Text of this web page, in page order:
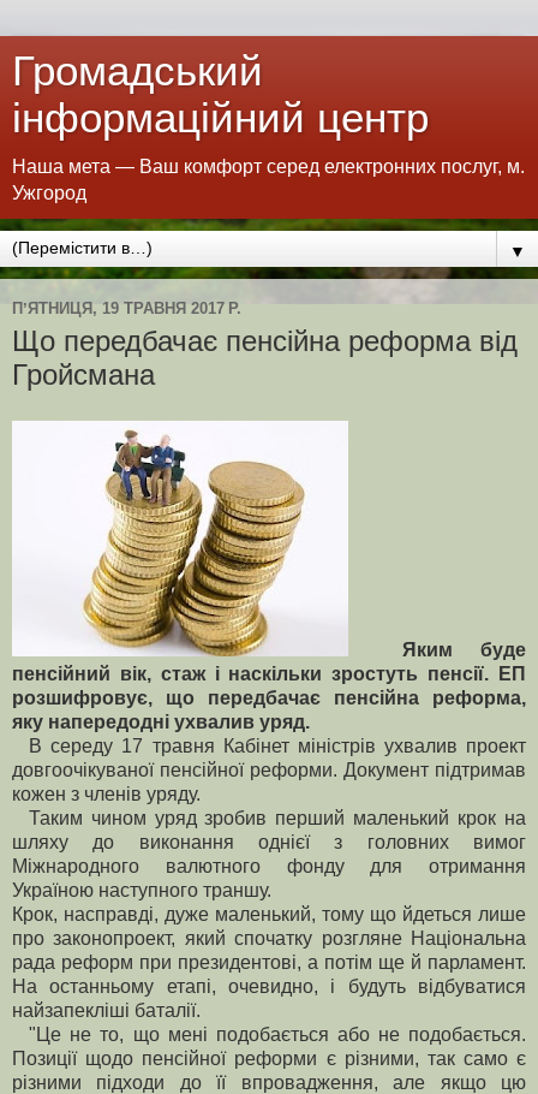
Громадський
інформаційний центр
Наша мета — Ваш комфорт серед електронних послуг, м.
Ужгород
▼
ПʼЯТНИЦЯ, 19 ТРАВНЯ 2017 Р.
Що передбачає пенсійна реформа від
Гройсмана
Яким буде
пенсійний вік, стаж і наскільки зростуть пенсії. ЕП
розшифровує, що передбачає пенсійна реформа,
яку напередодні ухвалив уряд.
В середу 17 травня Кабінет міністрів ухвалив проект
довгоочікуваної пенсійної реформи. Документ підтримав
кожен з членів уряду.
Таким чином уряд зробив перший маленький крок на
шляху до виконання однієї з головних вимог
Міжнародного валютного фонду для отримання
Україною наступного траншу.
Крок, насправді, дуже маленький, тому що йдеться лише
про законопроект, який спочатку розгляне Національна
рада реформ при президентові, а потім ще й парламент.
На останньому етапі, очевидно, і будуть відбуватися
найзапекліші баталії.
"Це не то, що мені подобається або не подобається.
Позиції щодо пенсійної реформи є різними, так само є
різними підходи до її впровадження, але якщо цю